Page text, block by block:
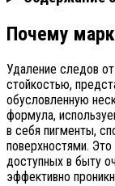
Почему
Удаление следов
стойкостью,
обусловленную
формула,
в себя пигменты,
поверхностями.
доступных в быту
эффективно